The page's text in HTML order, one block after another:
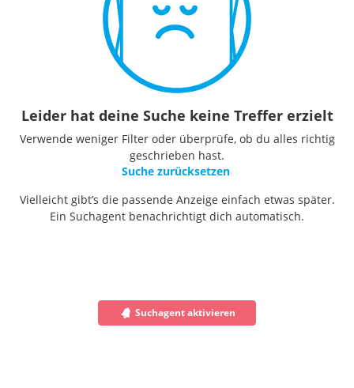
Leider hat deine Suche keine Treffer erzielt
Verwende weniger Filter oder überprüfe, ob du alles richtig
geschrieben hast.
Suche zurücksetzen
Vielleicht gibt’s die passende Anzeige einfach etwas später.
Ein Suchagent benachrichtigt dich automatisch.
Suchagent aktivieren